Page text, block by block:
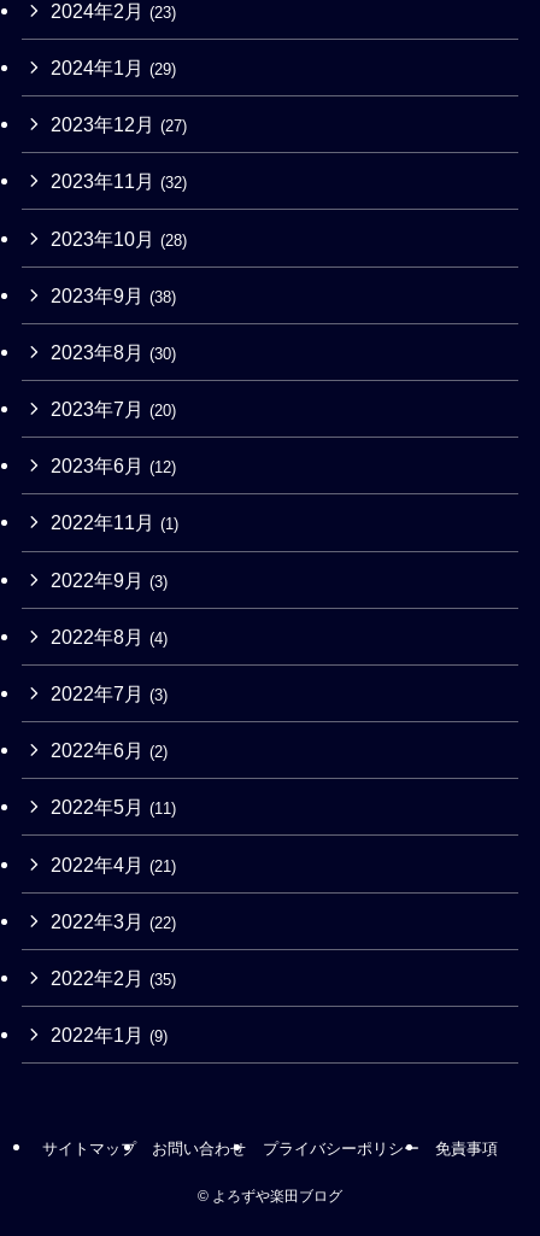
2024年2月 (23)
2024年1月 (29)
2023年12月 (27)
2023年11月 (32)
2023年10月 (28)
2023年9月 (38)
2023年8月 (30)
2023年7月 (20)
2023年6月 (12)
2022年11月 (1)
2022年9月 (3)
2022年8月 (4)
2022年7月 (3)
2022年6月 (2)
2022年5月 (11)
2022年4月 (21)
2022年3月 (22)
2022年2月 (35)
2022年1月 (9)
サイトマップ お問い合わせ プライバシーポリシー 免責事項
© よろずや楽田ブログ